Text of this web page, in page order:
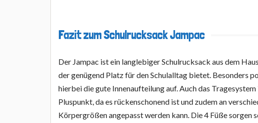
Fazit zum Schulrucksack Jampac
Der Jampac ist ein langlebiger Schulrucksack aus dem
der genügend Platz für den Schulalltag bietet. Besonders
hierbei die gute Innenaufteilung auf. Auch das Tragesystem
Pluspunkt, da es rückenschonend ist und zudem an
Körpergrößen angepasst werden kann. Die 4 Füße sorgen